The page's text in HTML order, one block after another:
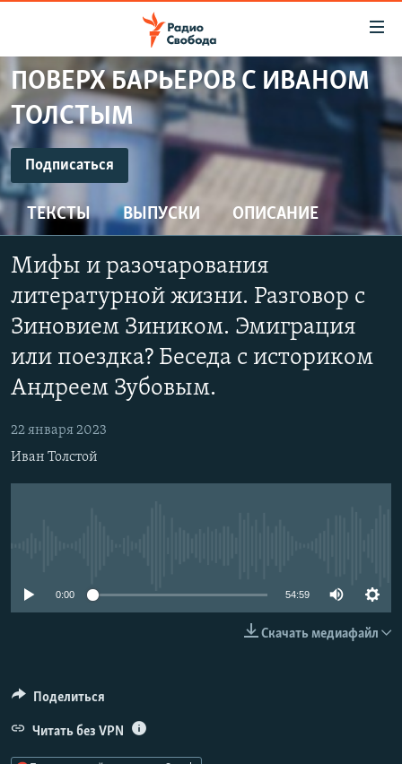
упрощенного
доступа
Вернуться
к
основному
содержанию
Вернутся
главной
навигации
Вернутся
поиску
ПРОГРАММЫ
ПОДКАСТЫ
АВТОРСКИЕ ПРОЕКТЫ
ЦИТАТЫ СВОБОДЫ
МНЕНИЯ
КУЛЬТУРА
IDEL.РЕАЛИИ
КАВКАЗ.РЕАЛИИ
СЕВЕР.РЕАЛИИ
СИБИРЬ.РЕАЛИИ
ПОДПИШИТЕСЬ НА РАССЫЛКУ
ПОВЕРХ БАРЬЕРОВ С ИВАНОМ
ТОЛСТЫМ
ПодписатьсяПОДПИСАТЬСЯ
YouTube
Подписаться
ТЕКСТЫ ВЫПУСКИ ОПИСАНИЕ
Мифы и разочарования
литературной жизни. Разговор с
Зиновием Зиником. Эмиграция
или поездка? Беседа с историком
Андреем Зубовым.
22 января 2023
Иван Толстой
0:00 54:59
Скачать медиафайл
Поделиться
Читать без VPN